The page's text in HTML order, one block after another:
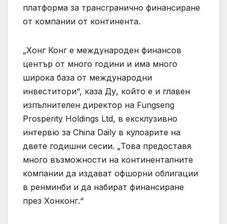
платформа за трансгранично финансиране
от компании от континента.
„Хонг Конг е международен финансов
център от много години и има много
широка база от международни
инвеститори“, каза Ду, който е и главен
изпълнителен директор на Fungseng
Prosperity Holdings Ltd, в ексклузивно
интервю за China Daily в кулоарите на
двете годишни сесии. „Това предоставя
много възможности на континенталните
компании да издават офшорни облигации
в ренминби и да набират финансиране
през Хонконг.“